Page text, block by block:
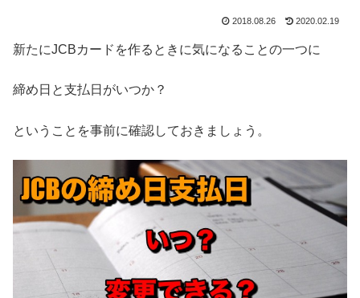
2018.08.26 2020.02.19
新たにJCBカードを作るときに気になることの一つに
締め日と支払日がいつか？
ということを事前に確認しておきましょう。